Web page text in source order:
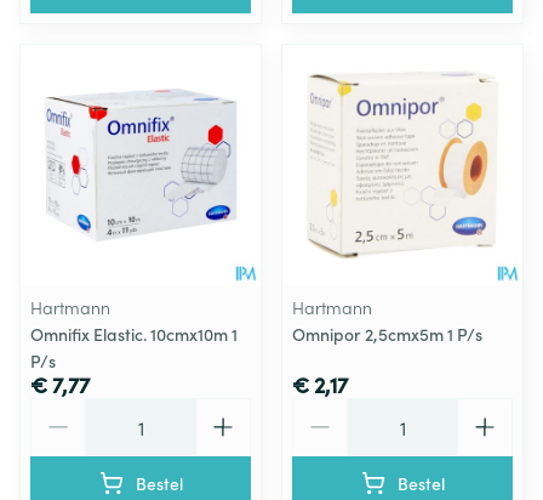
Hartmann
Omnifix Elastic. 10cmx10m 1
P/s
€ 7,77
Bestel
Hartmann
Omnipor 2,5cmx5m 1 P/s
€ 2,17
Bestel